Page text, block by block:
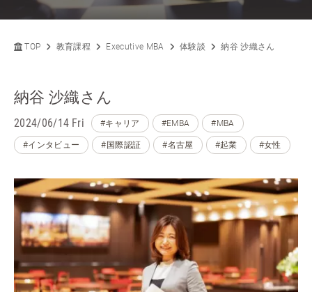
TOP 教育課程 Executive MBA 体験談 納谷 沙織さん
納谷 沙織さん
2024/06/14 Fri #キャリア #EMBA #MBA
#インタビュー #国際認証 #名古屋 #起業 #女性